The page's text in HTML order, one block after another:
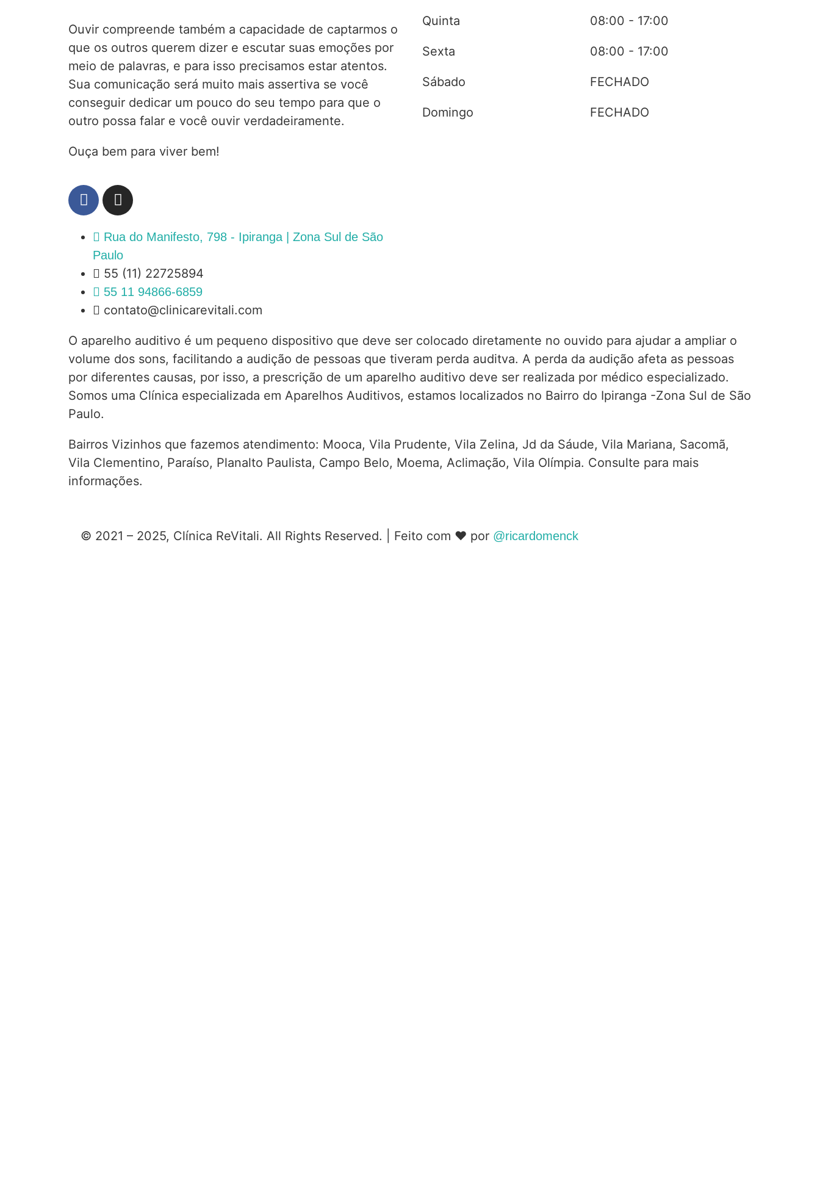
Ouvir compreende também a capacidade de captarmos o
que os outros querem dizer e escutar suas emoções por
meio de palavras, e para isso precisamos estar atentos.
Sua comunicação será muito mais assertiva se você
conseguir dedicar um pouco do seu tempo para que o
outro possa falar e você ouvir verdadeiramente.
Ouça bem para viver bem!
Rua do Manifesto, 798 - Ipiranga | Zona Sul de São
Paulo
55 (11) 22725894
55 11 94866-6859
contato@clinicarevitali.com
Quinta 08:00 - 17:00
Sexta 08:00 - 17:00
Sábado FECHADO
Domingo FECHADO
O aparelho auditivo é um pequeno dispositivo que deve ser colocado diretamente no ouvido para ajudar a ampliar o
volume dos sons, facilitando a audição de pessoas que tiveram perda auditva. A perda da audição afeta as pessoas
por diferentes causas, por isso, a prescrição de um aparelho auditivo deve ser realizada por médico especializado.
Somos uma Clínica especializada em Aparelhos Auditivos, estamos localizados no Bairro do Ipiranga -Zona Sul de São
Paulo.
Bairros Vizinhos que fazemos atendimento: Mooca, Vila Prudente, Vila Zelina, Jd da Sáude, Vila Mariana, Sacomã,
Vila Clementino, Paraíso, Planalto Paulista, Campo Belo, Moema, Aclimação, Vila Olímpia. Consulte para mais
informações.
© 2021 – 2025, Clínica ReVitali. All Rights Reserved. | Feito com ❤️️ por @ricardomenck